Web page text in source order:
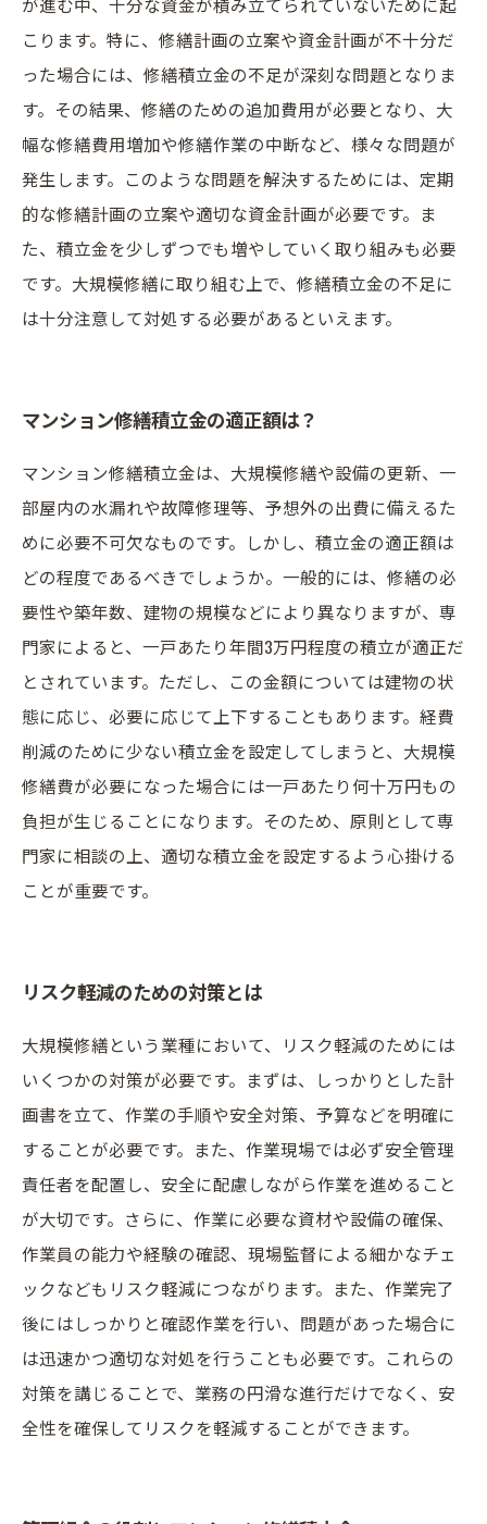
こります。特に、修繕計画の立案や資金計画が不十分だ
った場合には、修繕積立金の不足が深刻な問題となりま
す。その結果、修繕のための追加費用が必要となり、大
幅な修繕費用増加や修繕作業の中断など、様々な問題が
発生します。このような問題を解決するためには、定期
的な修繕計画の立案や適切な資金計画が必要です。ま
た、積立金を少しずつでも増やしていく取り組みも必要
です。大規模修繕に取り組む上で、修繕積立金の不足に
は十分注意して対処する必要があるといえます。
マンション修繕積立金の適正額は？
マンション修繕積立金は、大規模修繕や設備の更新、一
部屋内の水漏れや故障修理等、予想外の出費に備えるた
めに必要不可欠なものです。しかし、積立金の適正額は
どの程度であるべきでしょうか。一般的には、修繕の必
要性や築年数、建物の規模などにより異なりますが、専
門家によると、一戸あたり年間3万円程度の積立が適正だ
とされています。ただし、この金額については建物の状
態に応じ、必要に応じて上下することもあります。経費
削減のために少ない積立金を設定してしまうと、大規模
修繕費が必要になった場合には一戸あたり何十万円もの
負担が生じることになります。そのため、原則として専
門家に相談の上、適切な積立金を設定するよう心掛ける
ことが重要です。
リスク軽減のための対策とは
大規模修繕という業種において、リスク軽減のためには
いくつかの対策が必要です。まずは、しっかりとした計
画書を立て、作業の手順や安全対策、予算などを明確に
することが必要です。また、作業現場では必ず安全管理
責任者を配置し、安全に配慮しながら作業を進めること
が大切です。さらに、作業に必要な資材や設備の確保、
作業員の能力や経験の確認、現場監督による細かなチェ
ックなどもリスク軽減につながります。また、作業完了
後にはしっかりと確認作業を行い、問題があった場合に
は迅速かつ適切な対処を行うことも必要です。これらの
対策を講じることで、業務の円滑な進行だけでなく、安
全性を確保してリスクを軽減することができます。